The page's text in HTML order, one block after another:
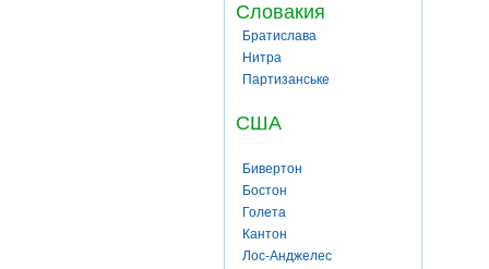
Словакия
Братислава
Нитра
Партизанське
США
Бивертон
Бостон
Голета
Кантон
Лос-Анджелес